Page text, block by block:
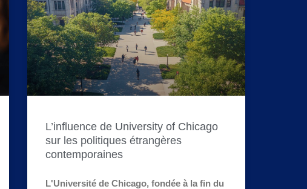
L’influence de University of Chicago
sur les politiques étrangères
contemporaines
L'Université de Chicago, fondée à la fin du